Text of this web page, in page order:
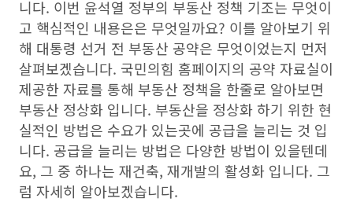
니다. 이번 윤석열 정부의 부동산 정책 기조는 무엇이
고 핵심적인 내용은은 무엇일까요? 이를 알아보기 위
해 대통령 선거 전 부동산 공약은 무엇이었는지 먼저
살펴보겠습니다. 국민의힘 홈페이지의 공약 자료실이
제공한 자료를 통해 부동산 정책을 한줄로 알아보면
부동산 정상화 입니다. 부동산을 정상화 하기 위한 현
실적인 방법은 수요가 있는곳에 공급을 늘리는 것 입
니다. 공급을 늘리는 방법은 다양한 방법이 있을텐데
요, 그 중 하나는 재건축, 재개발의 활성화 입니다. 그
럼 자세히 알아보겠습니다.